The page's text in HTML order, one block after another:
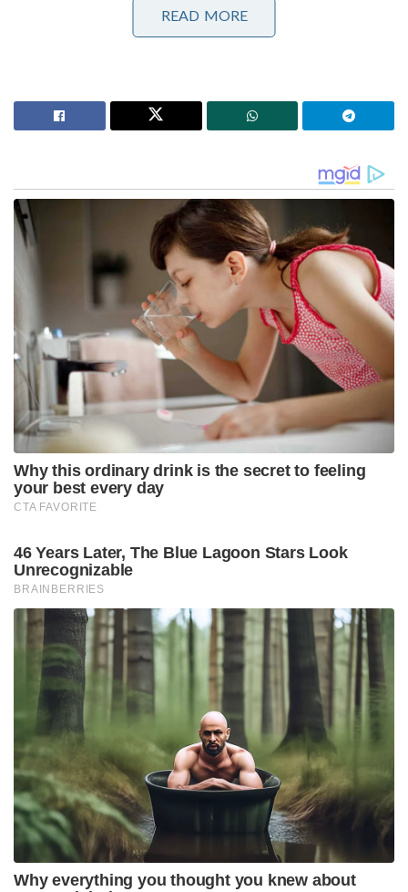
തദ്ദേശീയമായി നിർമിച്ച മലിനീകരണ നിയന്ത്രണ
കപ്പൽ കമ്മീഷൻ ചെയ്ത് പ്രതിരോധ മന്ത്രി
മന്ത്രി രാജ്‌നാഥ് സിംഗ് അഭിനന്ദിച്ചു. “രാജ്യത്ത് ഭാവി
പ്രതിരോധ സംവിധാനങ്ങൾ കെട്ടിപ്പടുക്കുന്നതിന്റെ
“സംവിധാനം നമ്മുടെ നാവികസേനയുടെ ശക്തി
വർദ്ധിപ്പിക്കുകയും പ്രതിരോധത്തിൽ സ്വാശ്രയത്വം
പ്രോത്സാഹിപ്പിക്കുകയും സ്വാശ്രയ വൈദഗ്ധ്യവും
കഴിവുകളും പ്രയോജനപ്പെടുത്തുകയും ചെയ്യുമെന്ന് “
ഡിആർഡിഒ ചെയർമാൻ ഡോ ജി സതീഷ് റെഡ്ഡി
പറഞ്ഞു.
ടോർപ്പിഡോയുടെ പരമ്പരാഗത പരിധിക്കപ്പുറം
അന്തർവാഹിനി വിരുദ്ധ യുദ്ധ ശേഷി
വർദ്ധിപ്പിക്കുന്നതിനാണ് ഈ സംവിധാനം രൂപകൽപ്പന
ചെയ്തിരിക്കുന്നത്. ഇലക്ട്രോ ഒപ്റ്റിക് ടെലിമെട്രി
സിസ്റ്റം, ഡൗൺറേഞ്ച് ഇൻസ്ട്രുമെന്റേഷൻ,
ഡൗൺറേഞ്ച് ഷിപ്പുകൾ എന്നിവയുൾപ്പെടെ വിവിധ
മെക്കാനിസം എന്നീ സംവിധാനങ്ങൾ ഉണ്ട് . ഈ
കാനിസ്റ്റർ അധിഷ്‌ഠിത മിസൈൽ സംവിധാനത്തിൽ
രണ്ട് ഘട്ട സോളിഡ് പ്രൊപ്പൽഷൻ, ഇലക്‌ട്രോ-
മെക്കാനിക്കൽ ആക്യുവേറ്ററുകൾ, പ്രിസിഷൻ
ഇനേർഷ്യൽ നാവിഗേഷൻ തുടങ്ങിയ നൂതന
സാങ്കേതികവിദ്യകൾ അടങ്ങിയിരിക്കുന്നു.
നിരവധി ഡിആർഡിഒ ലബോറട്ടറികൾ ഈ നൂതന
മിസൈൽ സംവിധാനത്തിനായി വിവിധ സാങ്കേതിക
വിദ്യകൾ വികസിപ്പിച്ചെടുത്തിരുന്നു
Tags:
DRDO successfully tests long-range 'Supersonic Missile
Assisted Release of Torpedo'
Sainikam
READ MORE